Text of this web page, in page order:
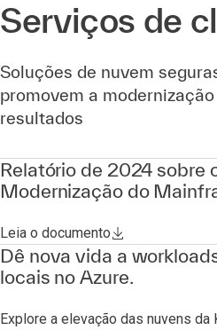
Serviços de
Soluções de nuvem
promovem a
resultados
Relatório de 2024 sobre
Modernização do
Leia o documento
Dê nova vida a
locais no Azure.
Explore a elevação das nuvens da